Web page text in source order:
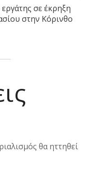
σε έκρηξη
στην Κόρινθο
θα ηττηθεί